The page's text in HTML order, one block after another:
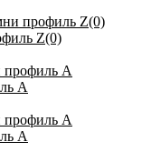
Z(0)
А
А